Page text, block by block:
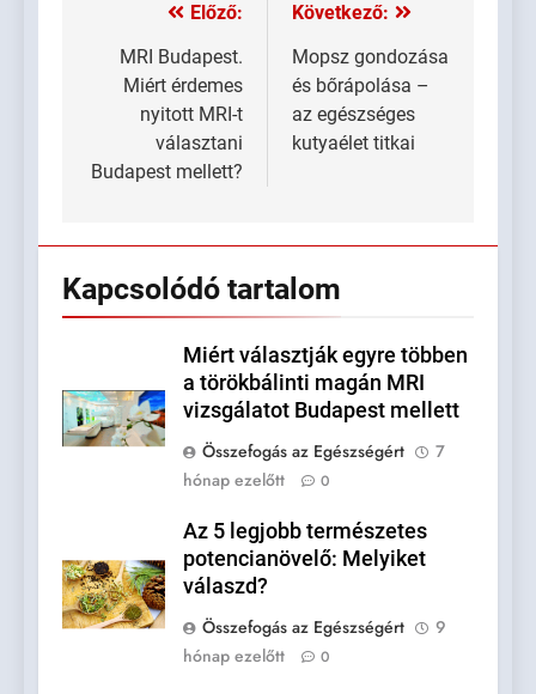
Bejegyzés
navigáció
Előző:
MRI Budapest.
Miért érdemes
nyitott MRI-t
választani
Budapest mellett?
Következő:
Mopsz gondozása
és bőrápolása –
az egészséges
kutyaélet titkai
Kapcsolódó tartalom
Miért választják egyre többen
a törökbálinti magán MRI
vizsgálatot Budapest mellett
Összefogás az Egészségért
7
hónap ezelőtt
0
Az 5 legjobb természetes
potencianövelő: Melyiket
válaszd?
Összefogás az Egészségért
9
hónap ezelőtt
0